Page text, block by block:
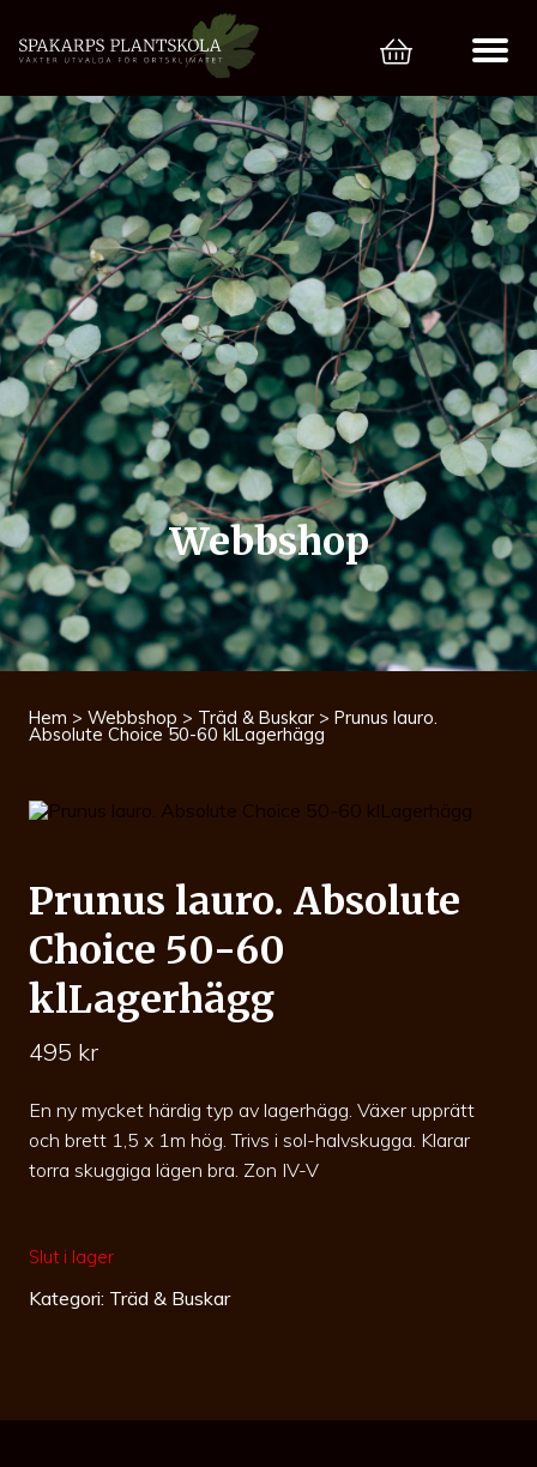
Webbshop
Hem > Webbshop > Träd & Buskar > Prunus lauro.
Absolute Choice 50-60 klLagerhägg
Prunus lauro. Absolute
Choice 50-60
klLagerhägg
495 kr
En ny mycket härdig typ av lagerhägg. Växer upprätt
och brett 1,5 x 1m hög. Trivs i sol-halvskugga. Klarar
torra skuggiga lägen bra. Zon IV-V
Slut i lager
Kategori: Träd & Buskar